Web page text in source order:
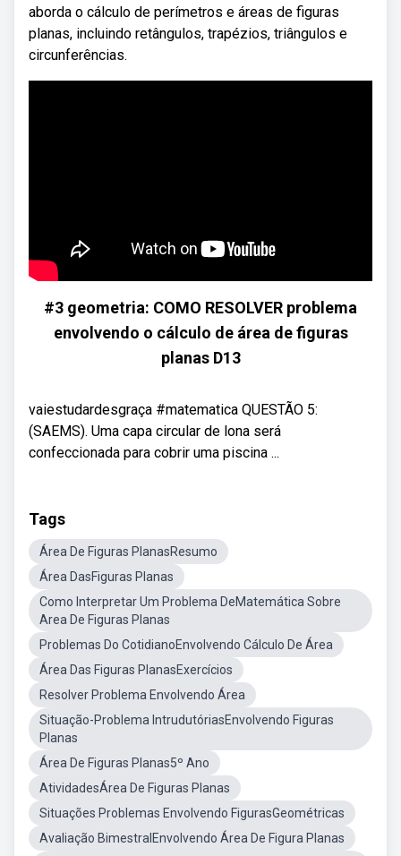
aborda o cálculo de perímetros e áreas de figuras
planas, incluindo retângulos, trapézios, triângulos e
circunferências.
#3 geometria: COMO RESOLVER problema
envolvendo o cálculo de área de figuras
planas D13
vaiestudardesgraça #matematica QUESTÃO 5:
(SAEMS). Uma capa circular de lona será
confeccionada para cobrir uma piscina ...
Tags
Área De Figuras PlanasResumo
Área DasFiguras Planas
Como Interpretar Um Problema DeMatemática Sobre
Area De Figuras Planas
Problemas Do CotidianoEnvolvendo Cálculo De Área
Área Das Figuras PlanasExercícios
Resolver Problema Envolvendo Área
Situação-Problema IntrudutóriasEnvolvendo Figuras
Planas
Área De Figuras Planas5º Ano
AtividadesÁrea De Figuras Planas
Situações Problemas Envolvendo FigurasGeométricas
Avaliação BimestralEnvolvendo Área De Figura Planas